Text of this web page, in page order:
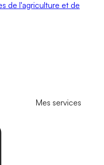
de l'agriculture et de
Mes services